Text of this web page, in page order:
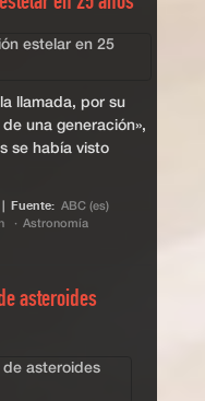
llamada, por su
una generación»,
se había visto
Fuente: ABC (es)
Astronomía
asteroides